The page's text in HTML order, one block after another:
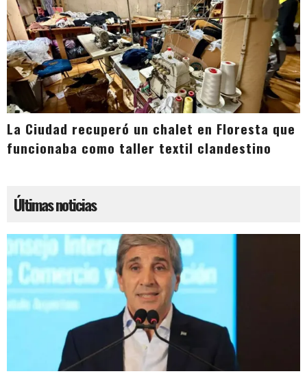
La Ciudad recuperó un chalet en Floresta que
funcionaba como taller textil clandestino
Últimas noticias